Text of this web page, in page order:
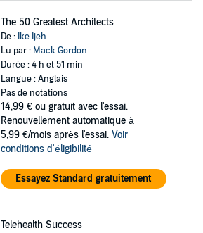
The 50 Greatest Architects
De : Ike Ijeh
Lu par : Mack Gordon
Durée : 4 h et 51 min
Langue : Anglais
Pas de notations
14,99 € ou gratuit avec l'essai.
Renouvellement automatique à
5,99 €/mois après l'essai. Voir
conditions d'éligibilité
Essayez Standard gratuitement
Telehealth Success